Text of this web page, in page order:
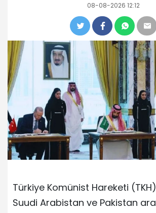
08-08-2026 12:12
Türkiye Komünist Hareketi
Suudi Arabistan ve Pakistan